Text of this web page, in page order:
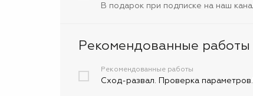
В подарок при подписке на наш
Рекомендованные работы
Рекомендованные работы
Сход-развал. Проверка